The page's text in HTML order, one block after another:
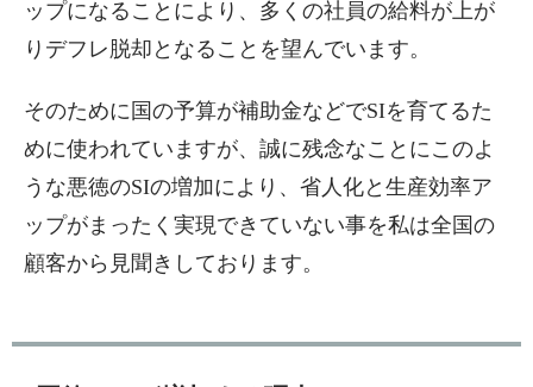
ップになることにより、多くの社員の給料が上が
りデフレ脱却となることを望んでいます。
そのために国の予算が補助金などでSIを育てるた
めに使われていますが、誠に残念なことにこのよ
うな悪徳のSIの増加により、省人化と生産効率ア
ップがまったく実現できていない事を私は全国の
顧客から見聞きしております。